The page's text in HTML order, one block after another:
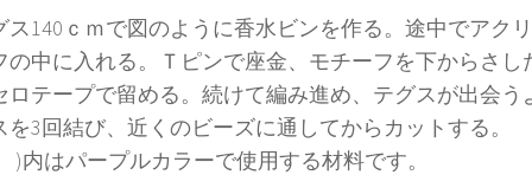
ス140ｃｍで図のように香水ビンを作る。途中でアク
の中に入れる。Ｔピンで座金、モチーフを下からさし
ロテープで留める。続けて編み進め、テグスが出会う
を3回結び、近くのビーズに通してからカットする。
はパープルカラーで使用する材料です。